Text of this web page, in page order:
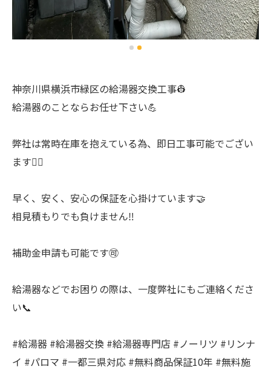
神奈川県横浜市緑区の給湯器交換工事👷
給湯器のことならお任せ下さい💪
弊社は常時在庫を抱えている為、即日工事可能でござい
ます🙆‍♂️
早く、安く、安心の保証を心掛けています🤝
相見積もりでも負けません‼️
補助金申請も可能です🉑
給湯器などでお困りの際は、一度弊社にもご連絡くださ
い📞
#給湯器 #給湯器交換 #給湯器専門店 #ノーリツ #リンナ
イ #パロマ #一都三県対応 #無料商品保証10年 #無料施